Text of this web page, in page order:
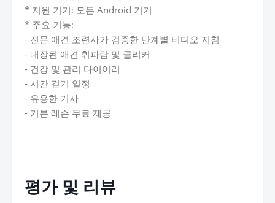
* 지원 기기: 모든 Android 기기
* 주요 기능:
- 전문 애견 조련사가 검증한 단계별 비디오 지침
- 내장된 애견 휘파람 및 클리커
- 건강 및 관리 다이어리
- 시간 걷기 일정
- 유용한 기사
- 기본 레슨 무료 제공
평가 및 리뷰